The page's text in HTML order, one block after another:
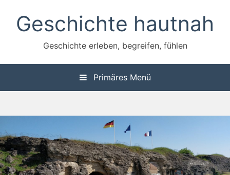
Inhalt
springenGeschichte hautnah
Geschichte erleben, begreifen, fühlen
Primäres Menü